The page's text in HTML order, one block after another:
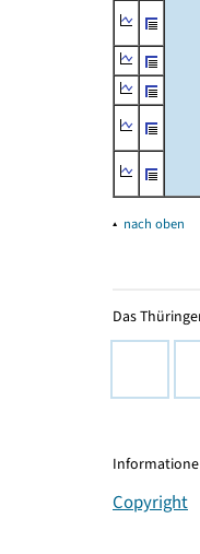
▴ nach oben
Das
Copyright